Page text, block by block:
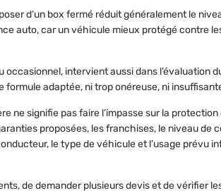
d’un box fermé réduit généralement le
auto, car un véhicule mieux protégé contre
occasionnel, intervient aussi dans l’évaluation
formule adaptée, ni trop onéreuse, ni
ne signifie pas faire l’impasse sur la protection
proposées, lesfranchises, le niveau de
, le type de véhicule et l’usage prévu
, dedemander plusieurs deviset de vérifier